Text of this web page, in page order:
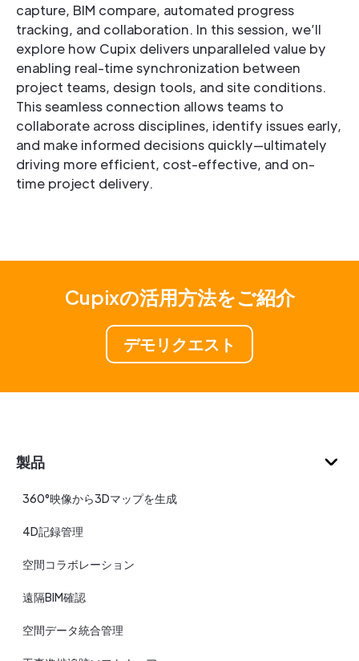
capture, BIM compare, automated progress
tracking, and collaboration. In this session, we’ll
explore how Cupix delivers unparalleled value by
enabling real-time synchronization between
project teams, design tools, and site conditions.
This seamless connection allows teams to
collaborate across disciplines, identify issues early,
and make informed decisions quickly—ultimately
driving more efficient, cost-effective, and on-
time project delivery.
Cupixの活用方法をご紹介
デモリクエスト
製品
360°映像から3Dマップを生成
4D記録管理
空間コラボレーション
遠隔BIM確認
空間データ統合管理